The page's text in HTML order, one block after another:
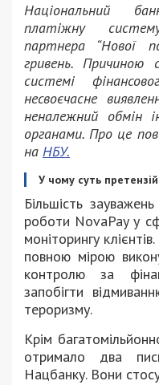
Національний
платіжну
партнера “Нової
гривень. Причиною
системі
несвоєчасне
неналежний обмін
органами. Про це
на НБУ.
У чому суть
Більшість
роботи NovaPay у
моніторингу
повною мірою
контролю за
запобігти
тероризму.
Крім
отримало два
Нацбанку. Вони